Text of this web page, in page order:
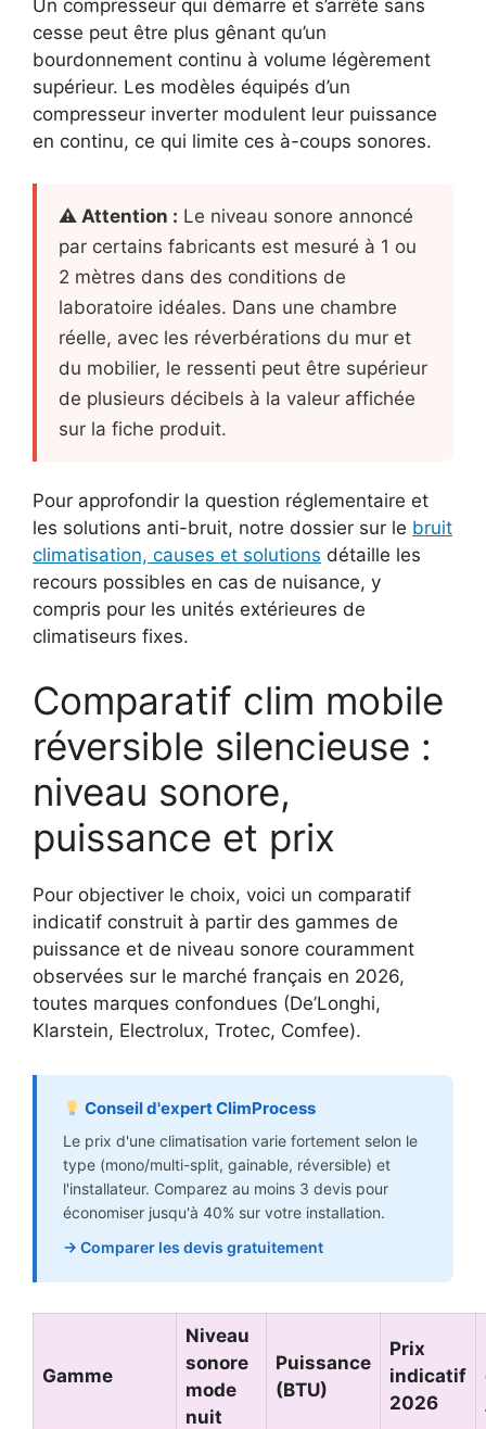
Un compresseur qui démarre et s’arrête sans
cesse peut être plus gênant qu’un
bourdonnement continu à volume légèrement
supérieur. Les modèles équipés d’un
compresseur inverter modulent leur puissance
en continu, ce qui limite ces à-coups sonores.
⚠ Attention : Le niveau sonore annoncé
par certains fabricants est mesuré à 1 ou
2 mètres dans des conditions de
laboratoire idéales. Dans une chambre
réelle, avec les réverbérations du mur et
du mobilier, le ressenti peut être supérieur
de plusieurs décibels à la valeur affichée
sur la fiche produit.
Pour approfondir la question réglementaire et
les solutions anti-bruit, notre dossier sur le bruit
climatisation, causes et solutions détaille les
recours possibles en cas de nuisance, y
compris pour les unités extérieures de
climatiseurs fixes.
Comparatif clim mobile
réversible silencieuse :
niveau sonore,
puissance et prix
Pour objectiver le choix, voici un comparatif
indicatif construit à partir des gammes de
puissance et de niveau sonore couramment
observées sur le marché français en 2026,
toutes marques confondues (De’Longhi,
Klarstein, Electrolux, Trotec, Comfee).
Conseil d'expert ClimProcess
Le prix d'une climatisation varie fortement selon le
type (mono/multi-split, gainable, réversible) et
l'installateur. Comparez au moins 3 devis pour
économiser jusqu'à 40% sur votre installation.
→ Comparer les devis gratuitement
Gamme
Niveau
sonore
mode
nuit
Puissance
(BTU)
Prix
indicatif
2026